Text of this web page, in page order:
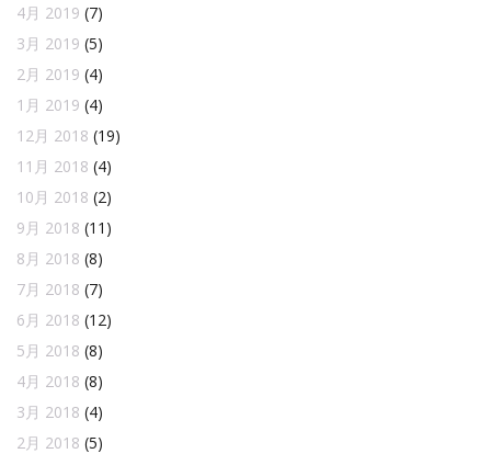
4月 2019 (7)
3月 2019 (5)
2月 2019 (4)
1月 2019 (4)
12月 2018 (19)
11月 2018 (4)
10月 2018 (2)
9月 2018 (11)
8月 2018 (8)
7月 2018 (7)
6月 2018 (12)
5月 2018 (8)
4月 2018 (8)
3月 2018 (4)
2月 2018 (5)